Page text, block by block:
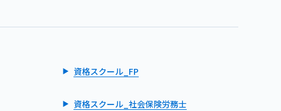
資格スクール_FP
資格スクール_社会保険労務士